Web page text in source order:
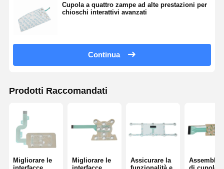
Cupola a quattro zampe ad alte prestazioni per
chioschi interattivi avanzati
Continua
Prodotti Raccomandati
Migliorare le
Migliorare le
Assicurare la